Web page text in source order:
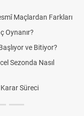
Puan
Futbol Nasıl
Deplasman
DGS